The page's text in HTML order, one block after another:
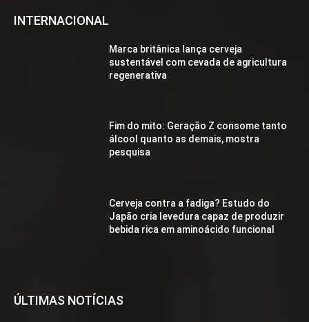
INTERNACIONAL
Marca britânica lança cerveja
sustentável com cevada de agricultura
regenerativa
Fim do mito: Geração Z consome tanto
álcool quanto as demais, mostra
pesquisa
Cerveja contra a fadiga? Estudo do
Japão cria levedura capaz de produzir
bebida rica em aminoácido funcional
ÚLTIMAS NOTÍCIAS